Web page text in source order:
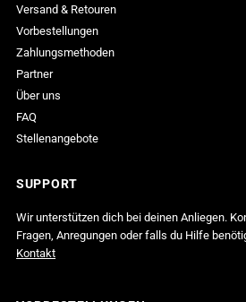
Versand & Retouren
Vorbestellungen
Zahlungsmethoden
Partner
Über uns
FAQ
Stellenangebote
SUPPORT
Wir unterstützen dich bei deinen Anliegen.
Fragen, Anregungen oder falls du Hilfe
Kontakt